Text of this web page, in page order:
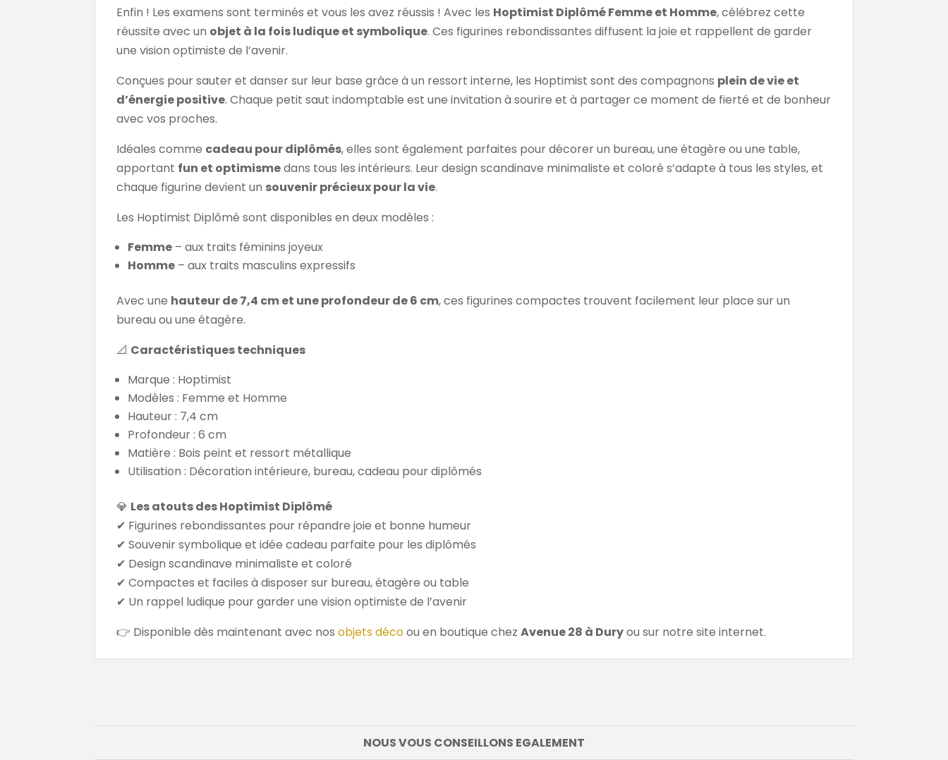
Enfin ! Les examens sont terminés et vous les avez réussis ! Avec les Hoptimist Diplômé Femme et Homme, célébrez cette
réussite avec un objet à la fois ludique et symbolique. Ces figurines rebondissantes diffusent la joie et rappellent de garder
une vision optimiste de l’avenir.
Conçues pour sauter et danser sur leur base grâce à un ressort interne, les Hoptimist sont des compagnons plein de vie et
d’énergie positive. Chaque petit saut indomptable est une invitation à sourire et à partager ce moment de fierté et de bonheur
avec vos proches.
Idéales comme cadeau pour diplômés, elles sont également parfaites pour décorer un bureau, une étagère ou une table,
apportant fun et optimismedans tous les intérieurs. Leur design scandinave minimaliste et coloré s’adapte à tous les styles, et
chaque figurine devient un souvenir précieux pour la vie.
Les Hoptimist Diplômé sont disponibles en deux modèles :
Femme – aux traits féminins joyeux
Homme – aux traits masculins expressifs
Avec une hauteur de 7,4 cm et une profondeur de 6 cm, ces figurines compactes trouvent facilement leur place sur un
bureau ou une étagère.
📐 Caractéristiques techniques
Marque : Hoptimist
Modèles : Femme et Homme
Hauteur : 7,4 cm
Profondeur : 6 cm
Matière : Bois peint et ressort métallique
Utilisation : Décoration intérieure, bureau, cadeau pour diplômés
💎 Les atouts des Hoptimist Diplômé
✔ Figurines rebondissantes pour répandre joie et bonne humeur
✔ Souvenir symbolique et idée cadeau parfaite pour les diplômés
✔ Design scandinave minimaliste et coloré
✔ Compactes et faciles à disposer sur bureau, étagère ou table
✔ Un rappel ludique pour garder une vision optimiste de l’avenir
👉 Disponible dès maintenant avec nosobjets décoou en boutique chezAvenue 28 à Duryou sur notre site internet.
NOUS VOUS CONSEILLONS EGALEMENT